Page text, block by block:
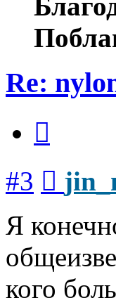
Re:
#3
Я
кого